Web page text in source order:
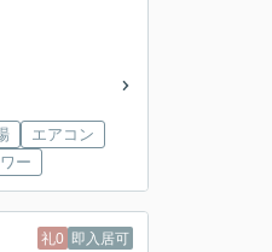
エアコン
ー
礼0 即入居可